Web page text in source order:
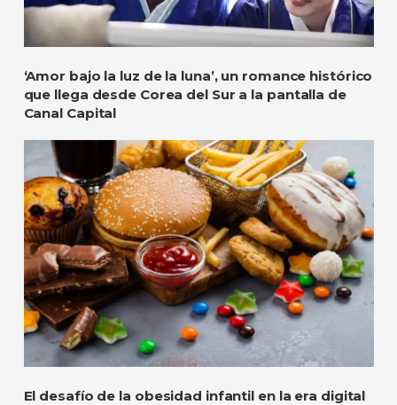
‘Amor bajo la luz de la luna’, un romance histórico
que llega desde Corea del Sur a la pantalla de
Canal Capital
El desafío de la obesidad infantil en la era digital